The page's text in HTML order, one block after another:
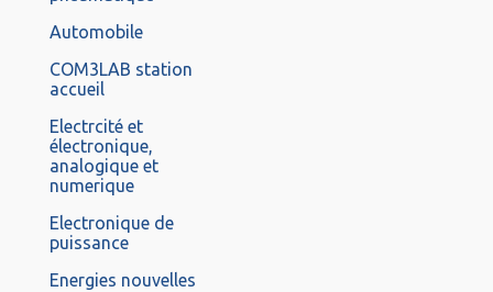
Automobile
COM3LAB station
accueil
Electrcité et
électronique,
analogique et
numerique
Electronique de
puissance
Energies nouvelles